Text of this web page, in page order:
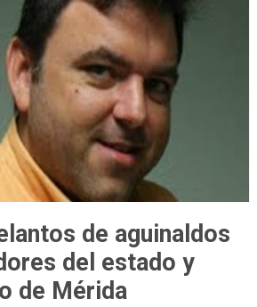
de aguinaldos
del estado y
de Mérida